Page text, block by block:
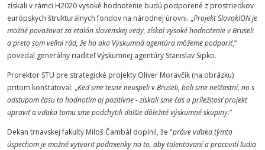
získali v rámci H2020 vysoké hodnotenie budú podporené z prostriedkov
európskych štrukturálnych fondov na národnej úrovni. „Projekt SlovakION je
možné považovať za etalón slovenskej vedy, získal vysoké hodnotenie v Bruseli
a preto som veľmi rád, že ho ako Výskumná agentúra môžeme podporiť,“
povedal generálny riaditeľ Výskumnej agentúry Stanislav Sipko.
Prorektor STU pre strategické projekty Oliver Moravčík (na obrázku)
pritom konštatoval: „Keď sme tesne neuspeli v Bruseli, boli sme nešťastní, no s
odstupom času to hodnotím aj pozitívne - získali sme čas a príležitosť projekt
upraviť a vďaka tomu sme podchytili ďalšie dôležité výskumné skupiny.”
Dekan trnavskej fakulty Miloš Čambál doplnil, že "práve vďaka týmto
úspechom je možné vytvoriť podmienky na to, aby talentovaní a pracovití ľudia